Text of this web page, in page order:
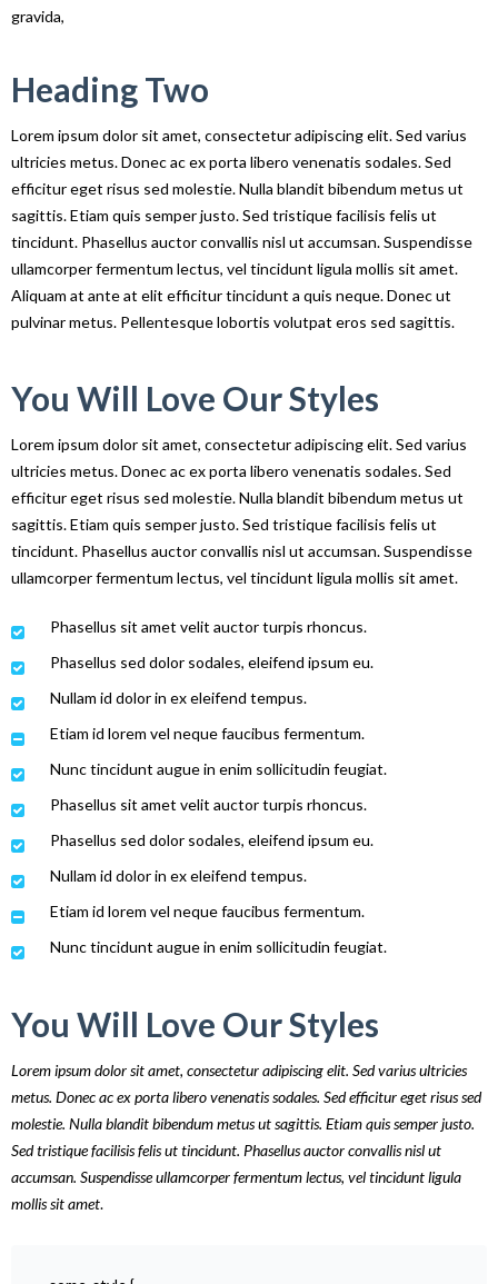
gravida,
Heading Two
Lorem ipsum dolor sit amet, consectetur adipiscing elit. Sed varius
ultricies metus. Donec ac ex porta libero venenatis sodales. Sed
efficitur eget risus sed molestie. Nulla blandit bibendum metus ut
sagittis. Etiam quis semper justo. Sed tristique facilisis felis ut
tincidunt. Phasellus auctor convallis nisl ut accumsan. Suspendisse
ullamcorper fermentum lectus, vel tincidunt ligula mollis sit amet.
Aliquam at ante at elit efficitur tincidunt a quis neque. Donec ut
pulvinar metus. Pellentesque lobortis volutpat eros sed sagittis.
You Will Love Our Styles
Lorem ipsum dolor sit amet, consectetur adipiscing elit. Sed varius
ultricies metus. Donec ac ex porta libero venenatis sodales. Sed
efficitur eget risus sed molestie. Nulla blandit bibendum metus ut
sagittis. Etiam quis semper justo. Sed tristique facilisis felis ut
tincidunt. Phasellus auctor convallis nisl ut accumsan. Suspendisse
ullamcorper fermentum lectus, vel tincidunt ligula mollis sit amet.
Phasellus sit amet velit auctor turpis rhoncus.
Phasellus sed dolor sodales, eleifend ipsum eu.
Nullam id dolor in ex eleifend tempus.
Etiam id lorem vel neque faucibus fermentum.
Nunc tincidunt augue in enim sollicitudin feugiat.
Phasellus sit amet velit auctor turpis rhoncus.
Phasellus sed dolor sodales, eleifend ipsum eu.
Nullam id dolor in ex eleifend tempus.
Etiam id lorem vel neque faucibus fermentum.
Nunc tincidunt augue in enim sollicitudin feugiat.
You Will Love Our Styles
Lorem ipsum dolor sit amet, consectetur adipiscing elit. Sed varius ultricies
metus. Donec ac ex porta libero venenatis sodales. Sed efficitur eget risus sed
molestie. Nulla blandit bibendum metus ut sagittis. Etiam quis semper justo.
Sed tristique facilisis felis ut tincidunt. Phasellus auctor convallis nisl ut
accumsan. Suspendisse ullamcorper fermentum lectus, vel tincidunt ligula
mollis sit amet.